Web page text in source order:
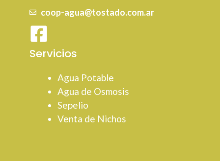
coop-agua@tostado.com.ar
Servicios
Agua Potable
Agua de Osmosis
Sepelio
Venta de Nichos